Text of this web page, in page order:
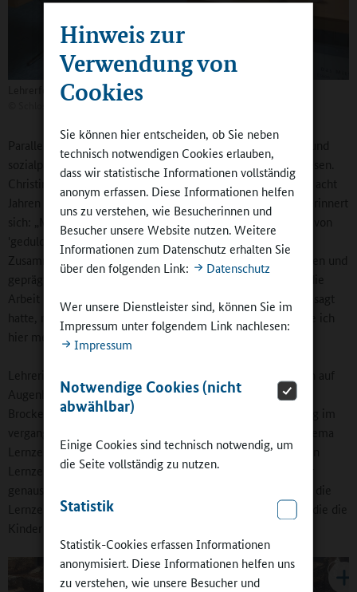
Hinweis zur
Verwendung von
Cookies
Sie können hier entscheiden, ob Sie neben
technisch notwendigen Cookies erlauben,
dass wir statistische Informationen vollständig
anonym erfassen. Diese Informationen helfen
uns zu verstehen, wie Besucherinnen und
Besucher unsere Website nutzen. Weitere
Informationen zum Datenschutz erhalten Sie
über den folgenden Link:
Datenschutz
Wer unsere Dienstleister sind, können Sie im
Impressum unter folgendem Link nachlesen:
Impressum
Notwendige Cookies (nicht
abwählbar)
Einige Cookies sind technisch notwendig, um
die Seite vollständig zu nutzen.
Statistik
Statistik-Cookies erfassen Informationen
anonymisiert. Diese Informationen helfen uns
zu verstehen, wie unsere Besucher und
Lehrerfortbildung in der Mensa
Schloss-Schule Gräfenhausen
Parallel dazu ist die Kooperation von Lehrerinnen, Lehrern und
sozialpädagogischen Fachkräften ein längerer Prozess gewesen.
Christine Noack, Angestellte der Stadt Weiterstadt, die seit acht
Jahren als Sozialpädagogin an der Schloss-Schule arbeitet, erinnert
sich: „Manchmal war ich in einem Wechselbad der Gefühle von
'geduldet' bis 'herzlich willkommen'. Heute ist die enge
Zusammenarbeit nicht mehr wegzudenken. Sie ist gewachsen und
geprägt von gegenseitiger Wertschätzung. Und mir macht die
Arbeit Spaß.“ Eine ihrer städtischen Kolleginnen, die mal gesagt
hatte, niemals gehe sie an die Schule, „sagt heute: Nie gehe ich
hier mehr weg!“
Lehrerin Renate Brand schätzt das ähnlich ein: „Wir arbeiten auf
Augenhöhe. Nur so geht es.“ Ein größerer „pädagogischer
Brocken“ ist noch die Lernzeit. „Auf dem Pädagogischen Tag im
vergangenen Schuljahr hat sich gezeigt, dass jeder beim Thema
Lernzeit von etwas Anderem geredet hat. Jetzt haben wir ein
Lernzeitkonzept entwickelt, für das Lehrerinnen und Lehrer
genauso wie Erzieherinnen wichtig sind. Wir möchten, dass die
Lernzeit von den Kolleginnen und Kollegen begleitet wird, die die
Kinder kennen“, erzählt die Lehrerin.